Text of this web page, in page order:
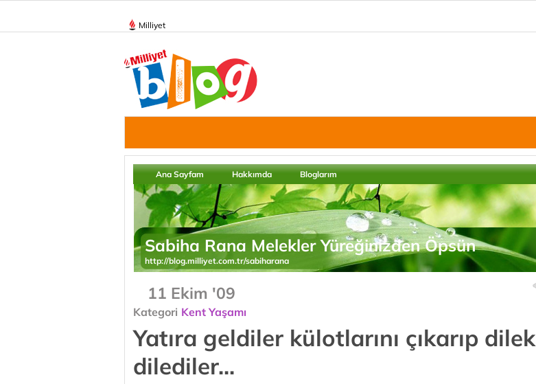
Milliyet
Ana Sayfam Hakkımda Bloglarım
Sabiha Rana Melekler Yüreğinizden Öpsün
http://blog.milliyet.com.tr/sabiharana
11 Ekim '09
Kategori Kent Yaşamı
Yatıra geldiler külotlarını çıkarıp dilek
dilediler...